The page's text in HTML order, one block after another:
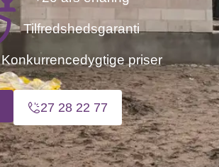
Tilfredshedsgaranti
Konkurrencedygtige priser
27 28 22 77